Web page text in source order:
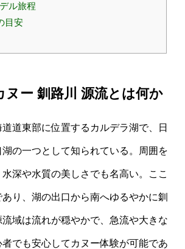
ル旅程
目安
ヌー 釧路川 源流とは何か
道東部に位置するカルデラ湖で、日
の一つとして知られている。周囲を
深や水質の美しさでも名高い。ここ
り、湖の出口から南へゆるやかに釧
域は流れが穏やかで、急流や大きな
でも安心してカヌー体験が可能であ